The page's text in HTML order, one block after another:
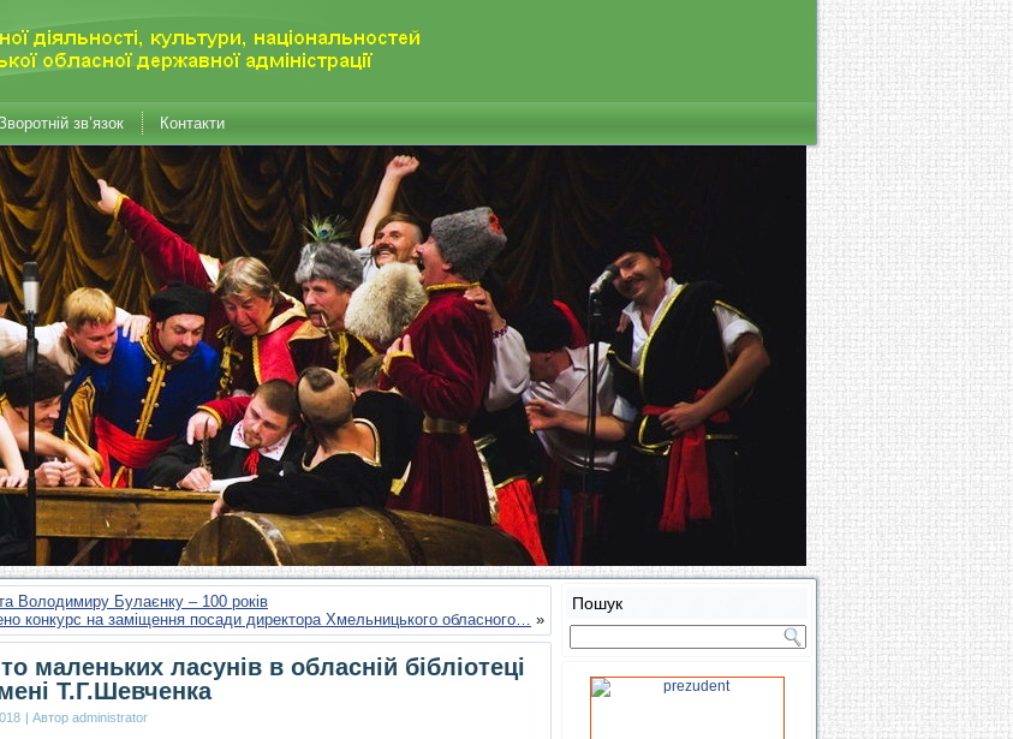
зв’язок Контакти
Володимиру Булаєнку – 100 років
конкурс на заміщення посади директора Хмельницького обласного… »
маленьких ласунів в обласній бібліотеці
Т.Г.Шевченка
| Автор administrator
Пошук